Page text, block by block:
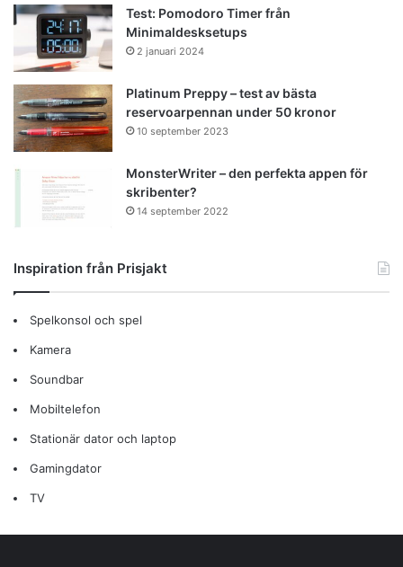
Test: Pomodoro Timer från
Minimaldesksetups
2 januari 2024
Platinum Preppy – test av bästa
reservoarpennan under 50 kronor
10 september 2023
MonsterWriter – den perfekta appen för
skribenter?
14 september 2022
Inspiration från Prisjakt
Spelkonsol och spel
Kamera
Soundbar
Mobiltelefon
Stationär dator och laptop
Gamingdator
TV